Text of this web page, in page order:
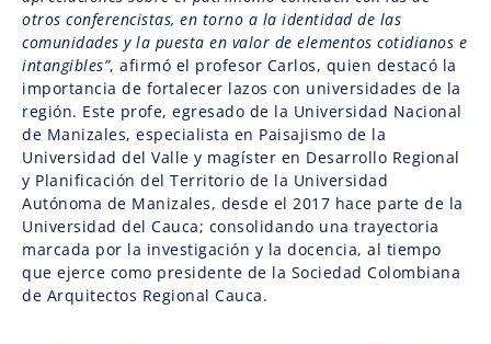
otros conferencistas, en torno a la identidad de las
comunidades y la puesta en valor de elementos cotidianos e
intangibles”, afirmó el profesor Carlos, quien destacó la
importancia de fortalecer lazos con universidades de la
región. Este profe, egresado de la Universidad Nacional
de Manizales, especialista en Paisajismo de la
Universidad del Valle y magíster en Desarrollo Regional
y Planificación del Territorio de la Universidad
Autónoma de Manizales, desde el 2017 hace parte de la
Universidad del Cauca; consolidando una trayectoria
marcada por la investigación y la docencia, al tiempo
que ejerce como presidente de la Sociedad Colombiana
de Arquitectos Regional Cauca.